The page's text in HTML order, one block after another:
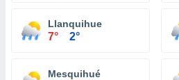
Llanquihue
7° 2°
Mesquihué